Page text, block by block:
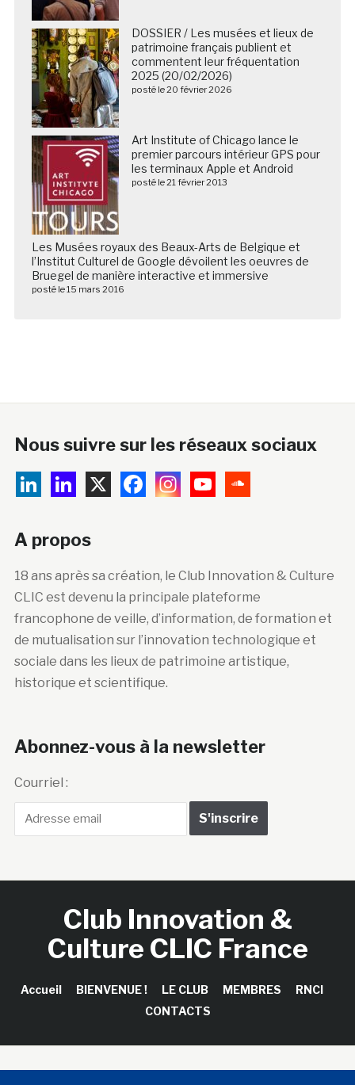
DOSSIER / Les musées et lieux de
patrimoine français publient et
commentent leur fréquentation
2025 (20/02/2026)
posté le 20 février 2026
Art Institute of Chicago lance le
premier parcours intérieur GPS pour
les terminaux Apple et Android
posté le 21 février 2013
Les Musées royaux des Beaux-Arts de Belgique et
l’Institut Culturel de Google dévoilent les oeuvres de
Bruegel de manière interactive et immersive
posté le 15 mars 2016
Nous suivre sur les réseaux sociaux
A propos
18 ans après sa création, le Club Innovation & Culture
CLIC est devenu la principale plateforme
francophone de veille, d’information, de formation et
de mutualisation sur l’innovation technologique et
sociale dans les lieux de patrimoine artistique,
historique et scientifique.
Abonnez-vous à la newsletter
Courriel :
Club Innovation &
Culture CLIC France
Accueil BIENVENUE ! LE CLUB MEMBRES
RNCI
CONTACTS